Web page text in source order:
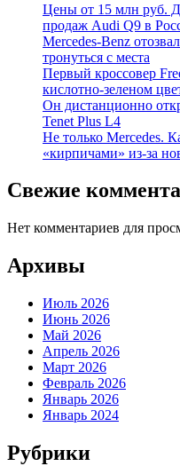
Цены от 15 млн руб.
продаж Audi Q9 в
Mercedes-Benz
тронуться с места
Первый кроссовер
кислотно-зеленом
Он дистанционно
Tenet Plus L4
Не только Mercedes.
«кирпичами» из-за
Свежие
Нет комментариев для
Архивы
Июль 2026
Июнь 2026
Май 2026
Апрель 2026
Март 2026
Февраль 2026
Январь 2026
Январь 2024
Рубрики